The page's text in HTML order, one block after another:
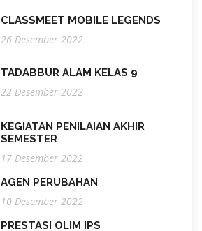
CLASSMEET MOBILE LEGENDS
26 Desember 2022
TADABBUR ALAM KELAS 9
22 Desember 2022
KEGIATAN PENILAIAN AKHIR
SEMESTER
17 Desember 2022
AGEN PERUBAHAN
10 Desember 2022
PRESTASI OLIM IPS